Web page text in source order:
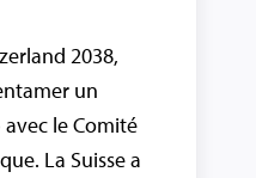
2038,
un
le Comité
La Suisse a